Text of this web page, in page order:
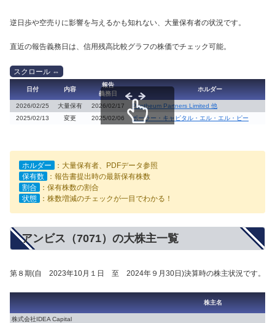
逆日歩や空売りに影響を与えるかも知れない、大量保有者の状況です。
直近の報告義務日は、信用残高比較グラフの株価でチェック可能。
日付 内容
報告
義務日
ホルダー
2026/02/25 大量保有 2026/02/17
Pantheum Partners Limited 他
2025/02/13
変更 2025/02/06
ポーラー・キャピタル・エル・エル・ピー
ホルダー
：大量保有者、PDFデータ参照
保有数
：報告書提出時の最新保有株数
割合
：保有株数の割合
状態
：株数増減のチェックが一目でわかる！
アンビス（7071）の大株主一覧
第８期(自 2023年10月１日 至 2024年９月30日)決算時の株主状況です。
株主名
株式会社IDEA Capital